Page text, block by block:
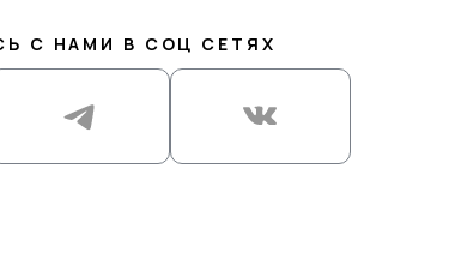
С НАМИ В СОЦ СЕТЯХ